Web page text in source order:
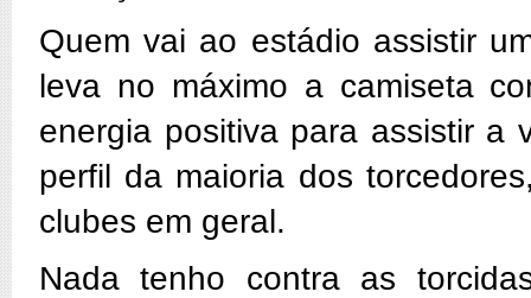
Quem vai ao estádio assistir
leva no máximo a camiseta
energia positiva para assistir
perfil da maioria dos
clubes em geral.
Nada tenho contra as